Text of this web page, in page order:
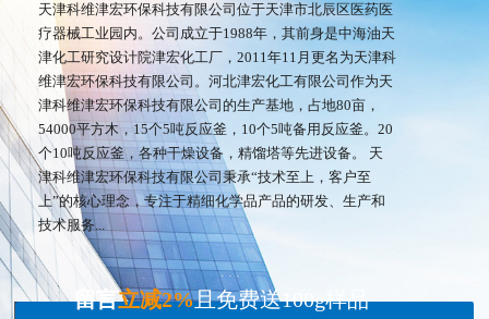
天津科维津宏环保科技有限公司位于天津市北辰区医药医
疗器械工业园内。公司成立于1988年，其前身是中海油天
津化工研究设计院津宏化工厂，2011年11月更名为天津科
维津宏环保科技有限公司。河北津宏化工有限公司作为天
津科维津宏环保科技有限公司的生产基地，占地80亩，
54000平方木，15个5吨反应釜，10个5吨备用反应釜。20
个10吨反应釜，各种干燥设备，精馏塔等先进设备。 天
津科维津宏环保科技有限公司秉承“技术至上，客户至
上”的核心理念，专注于精细化学品产品的研发、生产和
技术服务...
留言立减2%且免费送100g样品